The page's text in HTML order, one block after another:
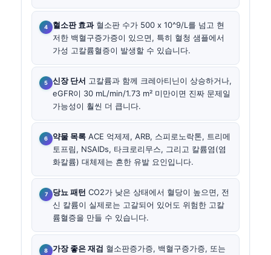
혈소판 효과혈소판 수가 500 x 10^9/L를 넘고 현
저한 백혈구증가증이 있으면, 특히 혈청 샘플에서
가성 고칼륨혈증이 발생할 수 있습니다.
신장 단서 고칼륨과 함께 크레아티닌이 상승하거나,
eGFR이 30 mL/min/1.73 m² 미만이면 진짜 문제일
가능성이 훨씬 더 큽니다.
약물 목록 ACE 억제제, ARB, 스피로노락톤, 트리메
토프림, NSAIDs, 타크로리무스, 그리고 칼륨염(염
화칼륨) 대체제는 흔한 유발 요인입니다.
당뇨 패턴 CO2가 낮은 상태에서 혈당이 높으면, 전
신 칼륨이 실제로는 고갈되어 있어도 위험한 고칼
륨혈증을 만들 수 있습니다.
가장 좋은 재검 혈소판증가증, 백혈구증가증, 또는